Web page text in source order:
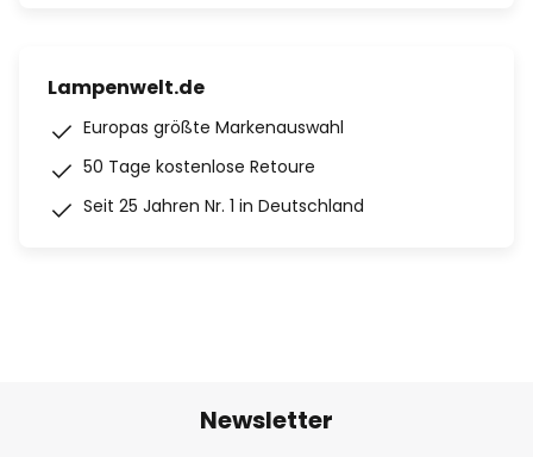
Lampenwelt.de
Europas größte Markenauswahl
50 Tage kostenlose Retoure
Seit 25 Jahren Nr. 1 in Deutschland
Newsletter